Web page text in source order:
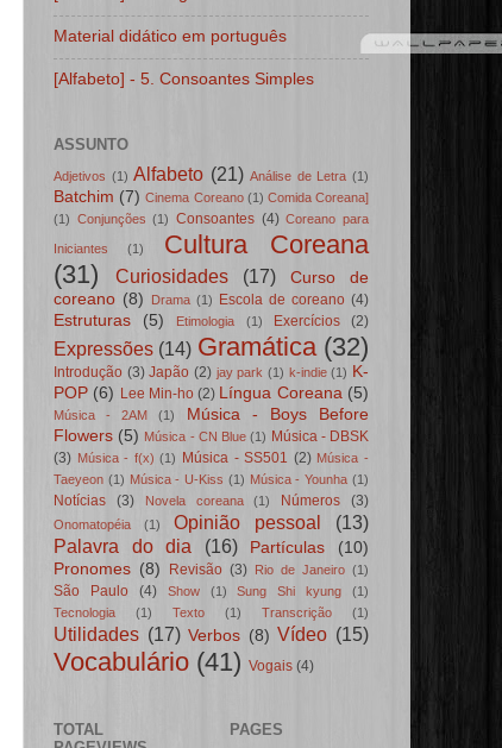
Material didático em português
[Alfabeto] - 5. Consoantes Simples
ASSUNTO
Adjetivos (1) Alfabeto (21) Análise de Letra (1)
Batchim (7) Cinema Coreano (1) Comida Coreana]
(1) Conjunções (1) Consoantes (4) Coreano para
Iniciantes (1)
Cultura Coreana
(31)
Curiosidades (17)
Curso de
coreano (8) Drama (1) Escola de coreano (4)
Estruturas (5) Etimologia (1) Exercícios (2)
Expressões (14) Gramática (32)
Introdução (3) Japão (2) jay park (1) k-indie (1) K-
POP (6) Lee Min-ho (2) Língua Coreana (5)
Música - 2AM (1)
Música - Boys Before
Flowers (5) Música - CN Blue (1) Música - DBSK
(3) Música - f(x) (1) Música - SS501 (2) Música -
Taeyeon (1) Música - U-Kiss (1) Música - Younha (1)
Notícias (3) Novela coreana (1) Números (3)
Onomatopéia (1) Opinião pessoal
(13)
Palavra do dia
(16) Partículas
(10)
Pronomes (8) Revisão (3) Rio de Janeiro (1)
São Paulo (4) Show (1) Sung Shi kyung
(1)
Tecnologia
(1) Texto (1) Transcrição (1)
Utilidades (17) Verbos (8) Vídeo (15)
Vocabulário (41) Vogais (4)
TOTAL
PAGES